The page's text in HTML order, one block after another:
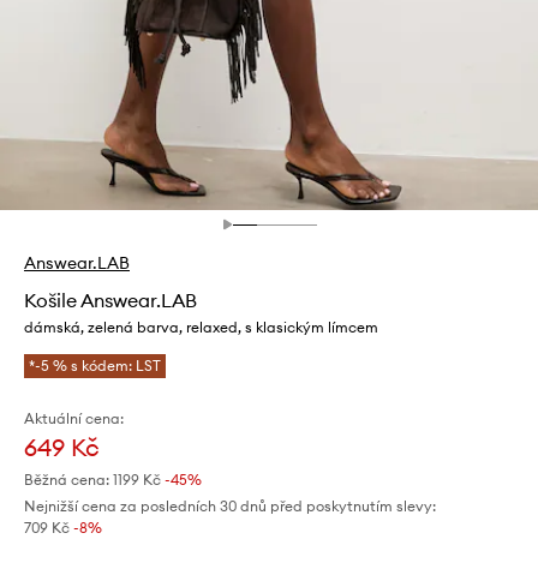
Answear.LAB
Košile Answear.LAB
dámská, zelená barva, relaxed, s klasickým límcem
*-5 % s kódem: LST
Aktuální cena:
649 Kč
Běžná cena: 1199 Kč -45%
Nejnižší cena za posledních 30 dnů před poskytnutím slevy:
709 Kč -8%